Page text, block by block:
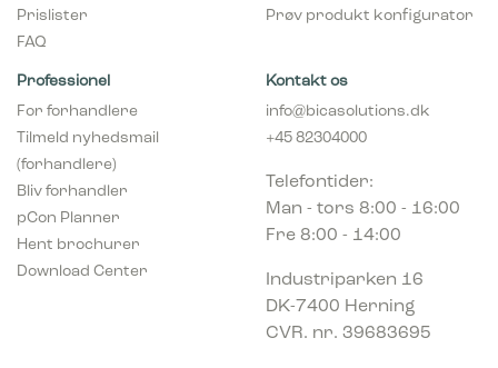
Prislister
FAQ
Prøv produkt konfigurator
Professionel
For forhandlere
Tilmeld nyhedsmail
(forhandlere)
Bliv forhandler
pCon Planner
Hent brochurer
Download Center
Kontakt os
info@bicasolutions.dk
+45 82304000
Telefontider:
Man - tors 8:00 - 16:00
Fre 8:00 - 14:00
Industriparken 16
DK-7400 Herning
CVR. nr. 39683695